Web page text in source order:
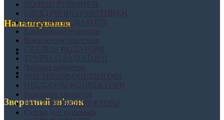
Налаштування
Зворотний зв'язок
ЕЛЕКТРО РАДІАТОРИ
Комбіновані рушники
НАСТІННІ КОНВЕКТОРИ